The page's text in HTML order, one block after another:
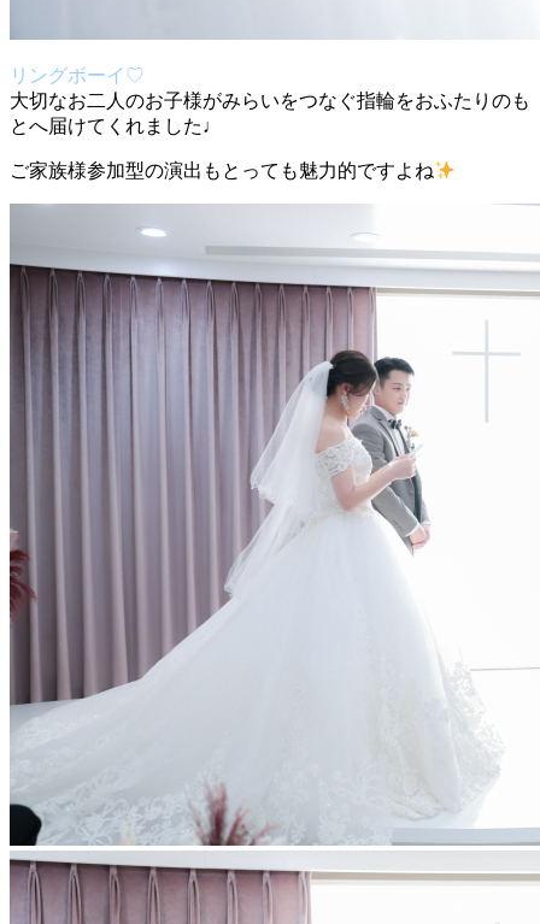
リングボーイ♡
大切なお二人のお子様がみらいをつなぐ指輪をおふたりのも
とへ届けてくれました♩
ご家族様参加型の演出もとっても魅力的ですよね